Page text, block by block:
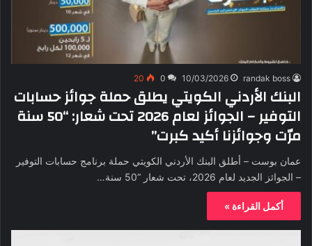
randak boss
10/03/2026
0
20
البنك الأردني الكويتي يطلق حملة جوائز حسابات
التوفير – الجوائز لعام 2026 تحت شعار: “50 سنة
مرّت وجوائزنا أكيد كبرت”
عمان بوست – أطلق البنك الأردني الكويتي حملة برنامج حسابات التوفير
– الجوائز الجديد لعام 2026، تحت شعار “50 سنة…
أكمل القراءة »